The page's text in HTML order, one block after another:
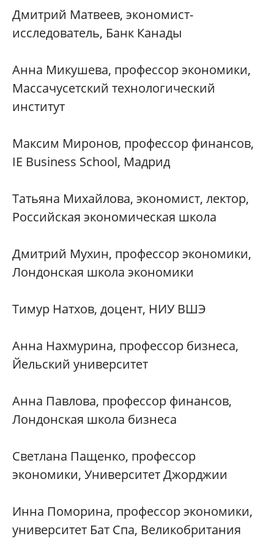
Дмитрий Матвеев, экономист-
исследователь, Банк Канады
Анна Микушева, профессор экономики,
Массачусетский технологический
институт
Максим Миронов, профессор финансов,
IE Business School, Мадрид
Татьяна Михайлова, экономист, лектор,
Российская экономическая школа
Дмитрий Мухин, профессор экономики,
Лондонская школа экономики
Тимур Натхов, доцент, НИУ ВШЭ
Анна Нахмурина, профессор бизнеса,
Йельский университет
Анна Павлова, профессор финансов,
Лондонская школа бизнеса
Светлана Пащенко, профессор
экономики, Университет Джорджии
Инна Поморина, профессор экономики,
университет Бат Спа, Великобритания